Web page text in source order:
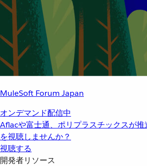
MuleSoft Forum Japan
オンデマンド配信中
Aflacや富士通、ポリプラスチックスが
を視聴しませんか？
視聴する
開発者リソース